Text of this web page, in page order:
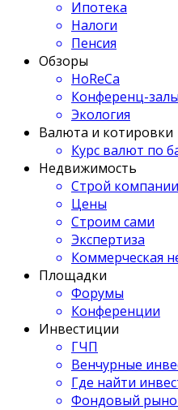
Ипотека
Налоги
Пенсия
Обзоры
HoReCa
Конференц-залы
Экология
Валюта и котировки
Курс валют по
Недвижимость
Строй компании
Цены
Строим сами
Экспертиза
Коммерческая
Площадки
Форумы
Конференции
Инвестиции
ГЧП
Венчурные
Где найти
Фондовый